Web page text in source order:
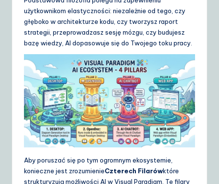
o
D
ai
ly
G
ui
użytkownikom elastyczności: niezależnie od tego, czy
głęboko w architekturze kodu, czy tworzysz raport
strategii, przeprowadzasz sesję mózgu, czy budujesz
bazę wiedzy, AI dopasowuje się do Twojego toku pracy.
Aby poruszać się po tym ogromnym ekosystemie,
konieczne jest zrozumienieCzterech Filarówktóre
strukturyzują możliwości AI w Visual Paradigm. Te filary